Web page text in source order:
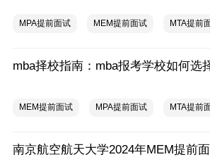
MPA提前面试 MEM提前面试 MTA提前
mba择校指南：mba报考学校如何选
MEM提前面试 MPA提前面试 MTA提前